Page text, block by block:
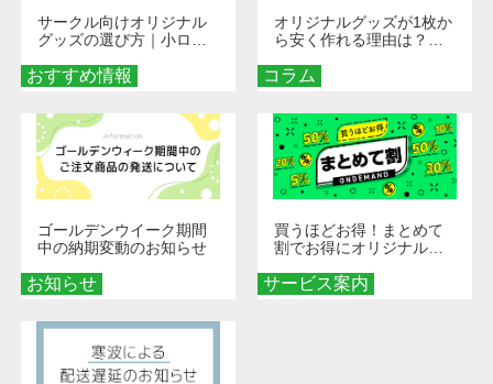
おすすめ情報
サークル向けオリジナル
グッズの選び方｜小ロッ
める秘訣
コラム
オリジナルグッズが1枚か
ら安く作れる理由は？オ
とメリットを解説
お知らせ
ゴールデンウイーク期間
中の納期変動のお知らせ
サービス案内
買うほどお得！まとめて
割でお得にオリジナルグ